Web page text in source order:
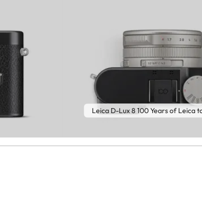
Leica D-Lux 8 100 Years of Leica